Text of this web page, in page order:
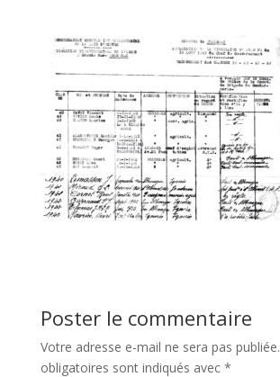
Poster le commentaire
Votre adresse e-mail ne sera pas publiée.
obligatoires sont indiqués avec *